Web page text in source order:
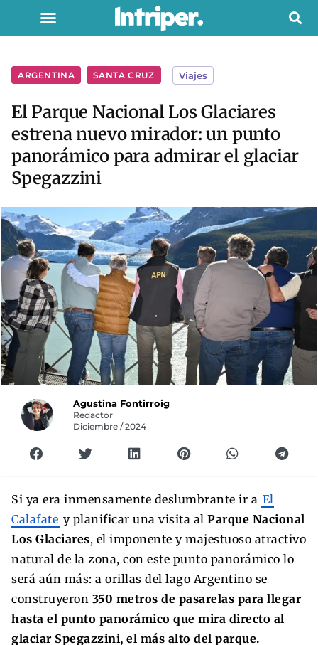
ARGENTINA SANTA CRUZ Viajes
El Parque Nacional Los Glaciares
estrena nuevo mirador: un punto
panorámico para admirar el glaciar
Spegazzini
Agustina Fontirroig
Redactor
Diciembre / 2024
Si ya era inmensamente deslumbrante ir a El
Calafate y planificar una visita al Parque Nacional
Los Glaciares, el imponente y majestuoso atractivo
natural de la zona, con este punto panorámico lo
será aún más: a orillas del lago Argentino se
construyeron 350 metros de pasarelas para llegar
hasta el punto panorámico que mira directo al
glaciar Spegazzini, el más alto del parque.